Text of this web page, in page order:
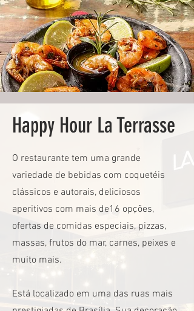
Happy Hour La Terrasse
O restaurante tem uma grande
variedade de bebidas com coquetéis
clássicos e autorais, deliciosos
aperitivos com mais de16 opções,
ofertas de comidas especiais, pizzas,
massas, frutos do mar, carnes, peixes e
muito mais.
Está localizado em uma das ruas mais